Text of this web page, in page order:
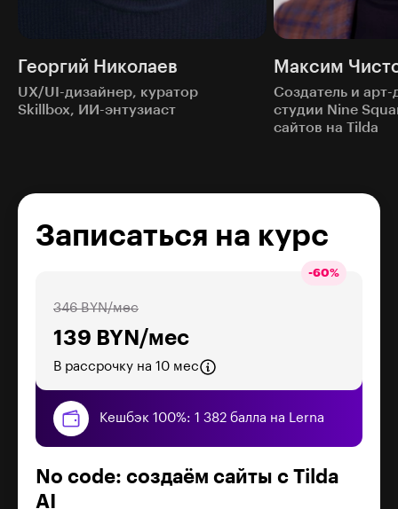
Георгий Николаев
UX/UI-дизайнер, куратор
Skillbox, ИИ-энтузиаст
Максим
Создатель и арт-
студии Nine
сайтов на Tilda
Записаться на курс
-60%
139 BYN/мес
346 BYN/мес
В рассрочку на 10 мес
Кешбэк 100%: 1 382 балла на Lerna
No code: создаём сайты с Tilda
AI